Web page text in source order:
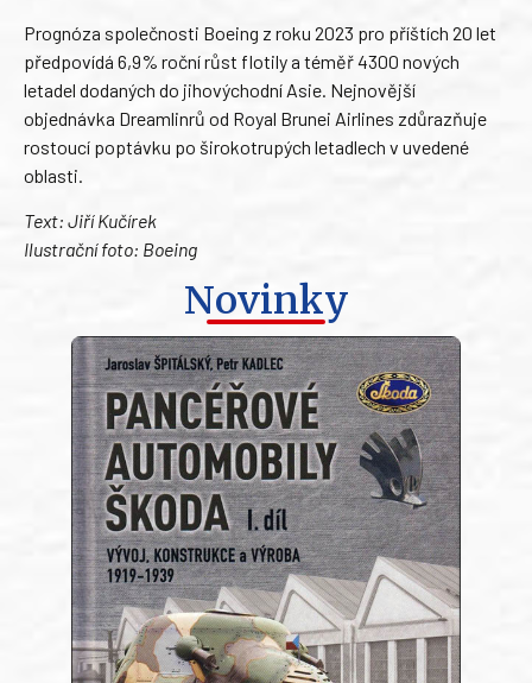
Prognóza společnosti Boeing z roku 2023 pro příštích 20 let
předpovídá 6,9% roční růst flotily a téměř 4300 nových
letadel dodaných do jihovýchodní Asie. Nejnovější
objednávka Dreamlinrů od Royal Brunei Airlines zdůrazňuje
rostoucí poptávku po širokotrupých letadlech v uvedené
oblasti.
Text: Jiří Kučírek
Ilustrační foto: Boeing
Novinky